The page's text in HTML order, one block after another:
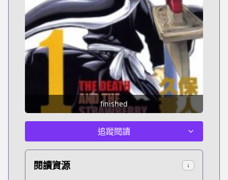
finished
追蹤閱讀
閱讀資源 ↓